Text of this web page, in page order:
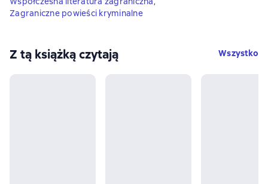
Zagraniczne powieści kryminalne
Z tą książką czytają Wszystko